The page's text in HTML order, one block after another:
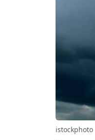
istockphoto